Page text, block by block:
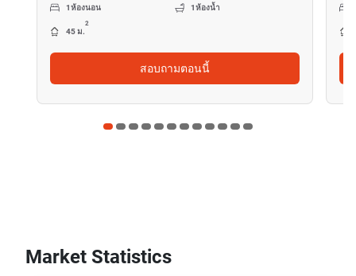
1ห้องนอน 1ห้องน้ำ
45 ม.
2
สอบถามตอนนี้
Market Statistics